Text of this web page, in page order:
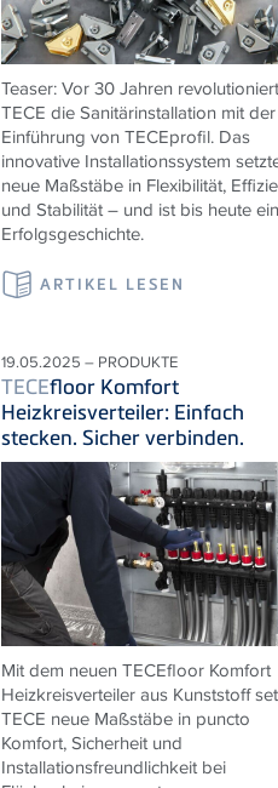
Teaser: Vor 30 Jahren
TECE die Sanitärinstallation mit der
Einführung vonTECEprofil. Das
innovative Installationssystem
neue Maßstäbe in Flexibilität,
und Stabilität – und ist bis heute
Erfolgsgeschichte.
ARTIKEL LESEN
19.05.2025 – PRODUKTE
TECEfloor Komfort
Heizkreisverteiler: Einfach
stecken. Sicher verbinden.
Mit dem neuenTECEfloor Komfort
Heizkreisverteiler aus Kunststoff
TECE neue Maßstäbe in puncto
Komfort, Sicherheit und
Installationsfreundlichkeit bei